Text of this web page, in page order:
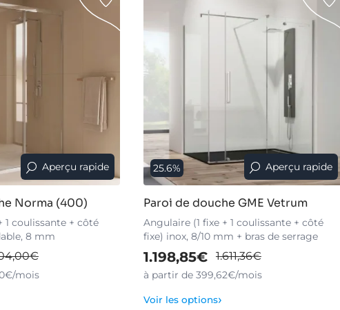
Aperçu rapide
Norma (400)
1 coulissante + côté
8 mm
mois
25.6% Aperçu rapide
Paroi de douche GME Vetrum
Angulaire (1 fixe + 1 coulissante + côté
fixe) inox, 8/10 mm + bras de serrage
1.198,85€ 1.611,36€
à partir de 399,62€/mois
Voir les options›